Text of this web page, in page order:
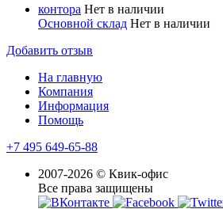
контора Нет в наличии
Основной склад Нет в наличии
Добавить отзыв
На главную
Компания
Информация
Помощь
+7 495 649-65-88
2007-2026 © Квик-офис
Все права защищены